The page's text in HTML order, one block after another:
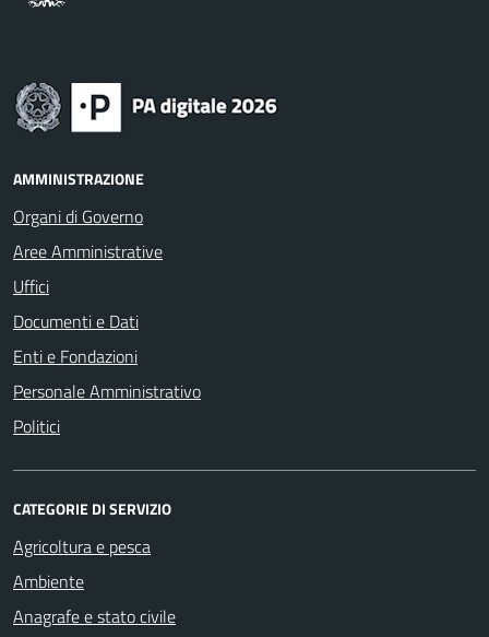
AMMINISTRAZIONE
Organi di Governo
Aree Amministrative
Uffici
Documenti e Dati
Enti e Fondazioni
Personale Amministrativo
Politici
CATEGORIE DI SERVIZIO
Agricoltura e pesca
Ambiente
Anagrafe e stato civile